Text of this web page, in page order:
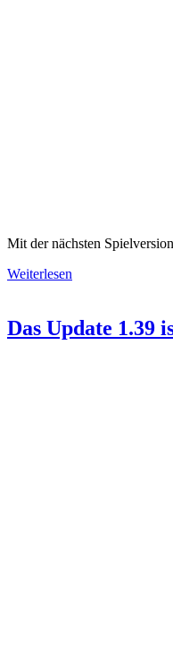
Mit der nächsten
Weiterlesen
Das Update 1.39